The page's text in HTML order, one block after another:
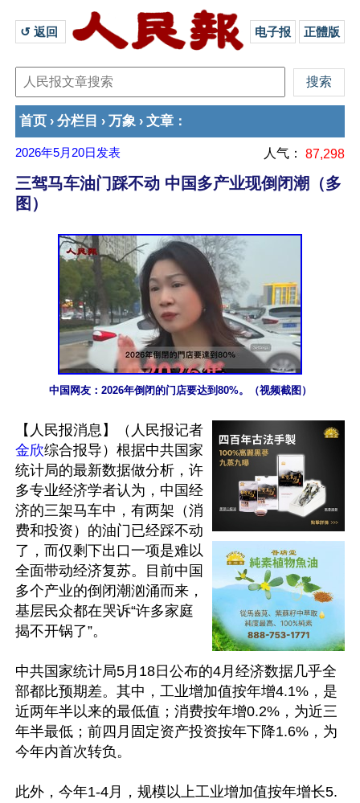
↺ 返回 电子报 正體版
首页 › 分栏目 › 万象 › 文章 ：
2026年5月20日 发表 人气： 87,298
三驾马车油门踩不动 中国多产业现倒闭潮（多
图）
中国网友：2026年倒闭的门店要达到80%。（视频截图）
【人民报消息】（人民报记者
金欣综合报导）根据中共国家
统计局的最新数据做分析，许
多专业经济学者认为，中国经
济的三架马车中，有两架（消
费和投资）的油门已经踩不动
了，而仅剩下出口一项是难以
全面带动经济复苏。目前中国
多个产业的倒闭潮汹涌而来，
基层民众都在哭诉“许多家庭
揭不开锅了”。
中共国家统计局5月18日公布的4月经济数据几乎全
部都比预期差。其中，工业增加值按年增4.1%，是
近两年半以来的最低值；消费按年增0.2%，为近三
年半最低；前四月固定资产投资按年下降1.6%，为
今年内首次转负。
此外，今年1-4月，规模以上工业增加值按年增长5.